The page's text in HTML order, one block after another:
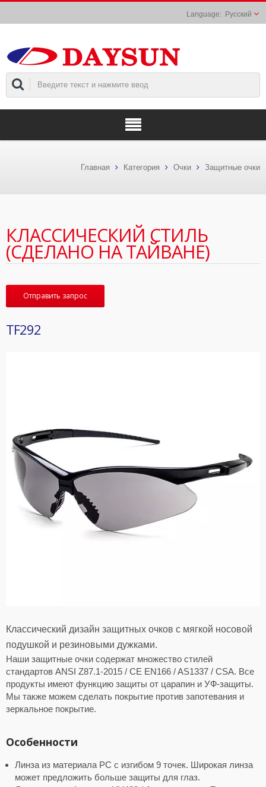
Русский
Главная Категория Очки Защитные очки
КЛАССИЧЕСКИЙ СТИЛЬ
(СДЕЛАНО НА ТАЙВАНЕ)
Отправить запрос
TF292
Классический дизайн защитных очков с мягкой носовой
подушкой и резиновыми дужками.
Наши защитные очки содержат множество стилей
стандартов ANSI Z87.1-2015 / CE EN166 / AS1337 / CSA. Все
продукты имеют функцию защиты от царапин и УФ-защиты.
Мы также можем сделать покрытие против запотевания и
зеркальное покрытие.
Особенности
Линза из материала PC с изгибом 9 точек. Широкая линза
может предложить больше защиты для глаз.